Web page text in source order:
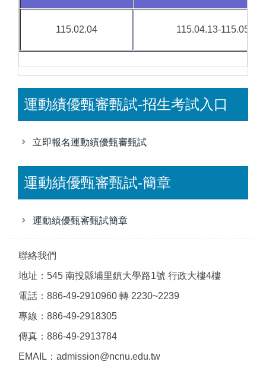
115.02.04 115.04.13-115.05.04
運動績優甄審甄試-招生考試入口
立即報名運動績優甄審甄試
運動績優甄審甄試-簡章
運動績優甄審甄試簡章
聯絡我們
地址：545 南投縣埔里鎮大學路1號 行政大樓4樓
電話：886-49-2910960 轉 2230~2239
專線：886-49-2918305
傳真：886-49-2913784
EMAIL：admission@ncnu.edu.tw